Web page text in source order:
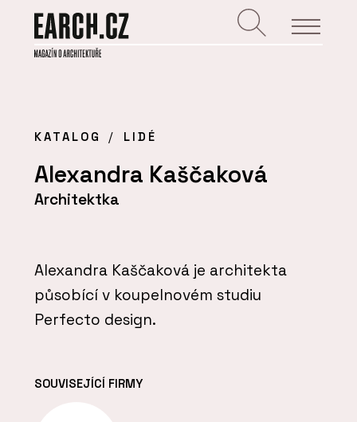
KATALOG LIDÉ
Alexandra Kaščaková
Architektka
Alexandra Kaščaková je architekta
působící v koupelnovém studiu
Perfecto design.
SOUVISEJÍCÍ FIRMY